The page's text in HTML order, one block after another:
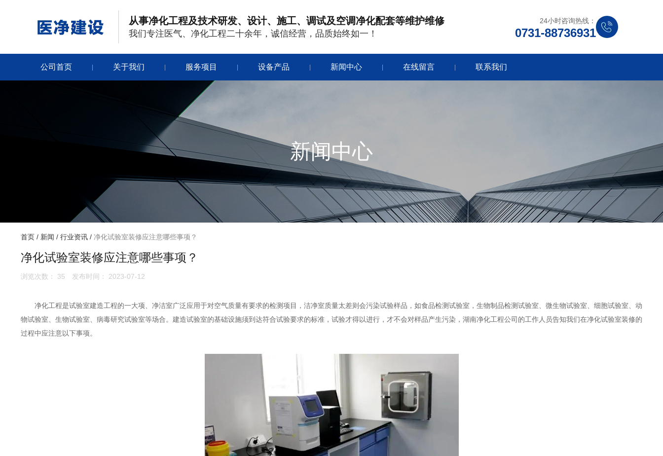
从事净化工程及技术研发、设计、施工、调试及空调净化配套等维护维修
我们专注医气、净化工程二十余年，诚信经营，品质始终如一！
24小时咨询热线：
0731-88736931
公司首页 | 关于我们 | 服务项目 | 设备产品 | 新闻中心 | 在线留言 | 联系我们
新闻中心
首页 / 新闻 / 行业资讯 / 净化试验室装修应注意哪些事项？
净化试验室装修应注意哪些事项？
浏览次数： 35 发布时间： 2023-07-12
净化工程是试验室建造工程的一大项、净洁室广泛应用于对空气质量有要求的检测项目，洁净室质量太差则会污染试验样品，如食品检测试验室，生物制品检测试验室、微生物试验室、细胞试验室、动
物试验室、生物试验室、病毒研究试验室等场合。建造试验室的基础设施须到达符合试验要求的标准，试验才得以进行，才不会对样品产生污染， 湖南净化工程公司 的工作人员告知我们在净化试验室装修的
过程中应注意以下事项。